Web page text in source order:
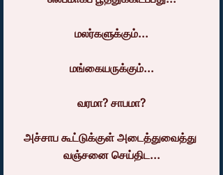
மலர்களுக்கும்...
மங்கையருக்கும்...
வரமா? சாபமா?
அச்சாப கூட்டுக்குள் அடைத்துவைத்து
வஞ்சனை செய்திட...